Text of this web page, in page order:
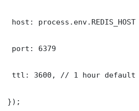
host:
port: 6379
ttl: 3600, // 1 hour default
});